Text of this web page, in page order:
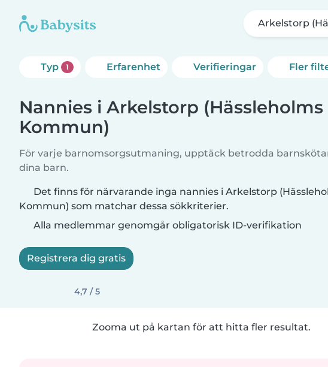
Arkelstorp
Typ 1 Erfarenhet Verifieringar Fler
Nannies i Arkelstorp (Hässleholms
Kommun)
För varje barnomsorgsutmaning, upptäck betrodda
dina barn.
Det finns för närvarande inga nannies i Arkelstorp
Kommun) som matchar dessa sökkriterier.
Alla medlemmar genomgår obligatorisk ID-verifikation
Registrera dig gratis
4,7 / 5
Zooma ut på kartan för att hitta fler resultat.